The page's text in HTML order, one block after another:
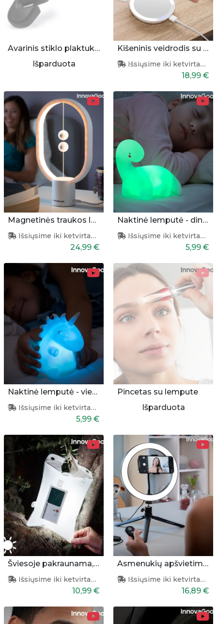
Avarinis stiklo plaktukas
Išparduota
Kišeninis veidrodis su apšvietimu ir pakrovėju
Išsiųsime iki ketvirtadienio
18,99 €
Magnetinės traukos lempa
Išsiųsime iki ketvirtadienio
24,99 €
Naktinė lemputė - dinozauras
Išsiųsime iki ketvirtadienio
5,99 €
Naktinė lemputė - vienaragis
Išsiųsime iki ketvirtadienio
5,99 €
Pincetas su lempute
Išparduota
Šviesoje pakraunama, šviečianti pagalvėlė
Išsiųsime iki ketvirtadienio
10,99 €
Asmenukių apšvietimo žiedas
Išsiųsime iki ketvirtadienio
16,89 €